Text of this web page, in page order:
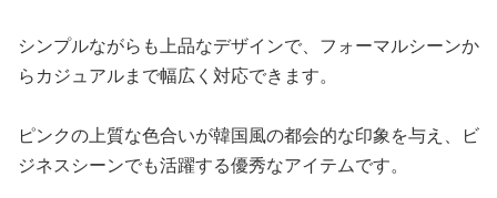
シンプルながらも上品なデザインで、フォーマルシーンか
らカジュアルまで幅広く対応できます。
ピンクの上質な色合いが韓国風の都会的な印象を与え、ビ
ジネスシーンでも活躍する優秀なアイテムです。